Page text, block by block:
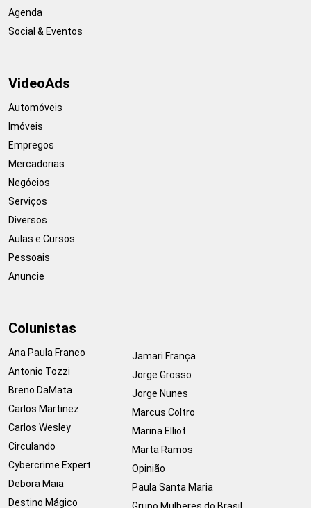
Agenda
Social & Eventos
VideoAds
Automóveis
Imóveis
Empregos
Mercadorias
Negócios
Serviços
Diversos
Aulas e Cursos
Pessoais
Anuncie
Colunistas
Ana Paula Franco
Antonio Tozzi
Breno DaMata
Carlos Martinez
Carlos Wesley
Circulando
Cybercrime Expert
Debora Maia
Destino Mágico
Jamari França
Jorge Grosso
Jorge Nunes
Marcus Coltro
Marina Elliot
Marta Ramos
Opinião
Paula Santa Maria